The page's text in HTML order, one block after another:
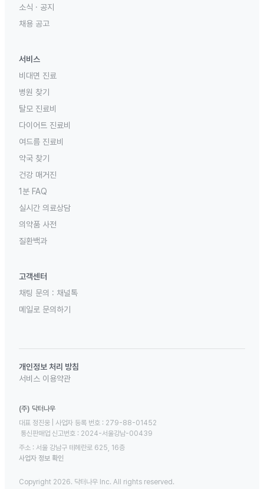
소식 · 공지
채용 공고
서비스
비대면 진료
병원 찾기
탈모 진료비
다이어트 진료비
여드름 진료비
약국 찾기
건강 매거진
1분 FAQ
실시간 의료상담
의약품 사전
질환백과
고객센터
채팅 문의 : 채널톡
메일로 문의하기
개인정보 처리 방침
서비스 이용약관
(주) 닥터나우
대표 정진웅 | 사업자 등록 번호 : 279-88-01452
통신판매업 신고번호 : 2024-서울강남-00439
주소 : 서울 강남구 테헤란로 625, 16층
사업자 정보 확인
Copyright 2026. 닥터나우 Inc. All rights reserved.